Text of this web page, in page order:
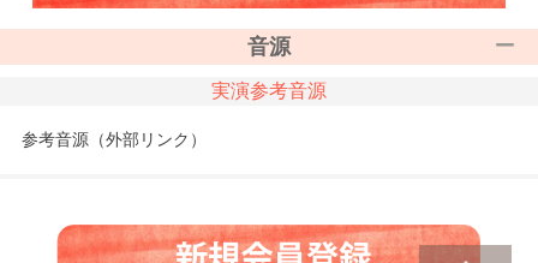
音源
実演参考音源
参考音源（外部リンク）